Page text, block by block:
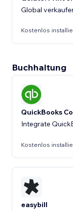
Global
Kostenlos
Buchhaltung
QuickBooks
Integrate
Kostenlos
easybill